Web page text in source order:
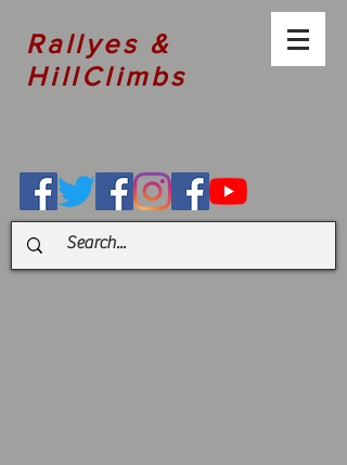
Rallyes &
HillClimbs